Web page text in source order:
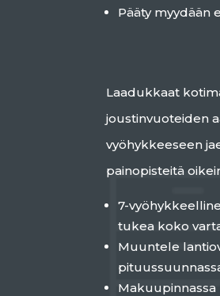
Pääty myydään
Laadukkaat
joustinvuoteiden
vyöhykkeeseen
painopisteitä
7-
tukea koko
Muuntele
Makuupinnassa